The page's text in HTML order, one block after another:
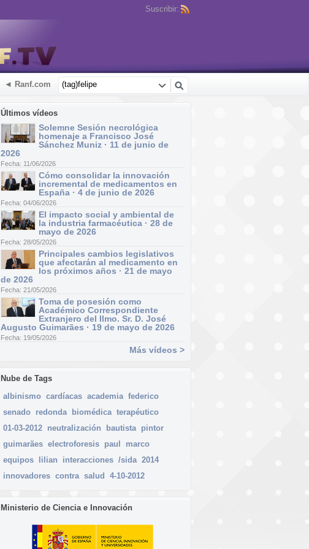
Suscribir:
◄ Ranf.com
Últimos vídeos
Solemne Sesión necrológica
homenaje a Francisco José
Sánchez Muniz · 11 de junio de
2026
Fecha: 11/06/2026
Cómo consolidar la innovación
incremental de medicamentos en
España · 4 de junio de 2026
Fecha: 04/06/2026
El impacto social y ambiental de
la industria farmacéutica · 28 de
mayo de 2026
Fecha: 28/05/2026
Principales cambios legislativos
que afectarán al medicamento en
los próximos años · 21 de mayo
de 2026
Fecha: 21/05/2026
Toma de posesión como
Académico Correspondiente
Extranjero del Ilmo. Sr. D. José
Augusto Guimarães · 19 de mayo de 2026
Fecha: 19/05/2026
Más vídeos >
Nube de Tags
albinismo cardíacas academia federico
senado redonda biomédica terapéutico
01-03-2012 neutralización bautista pintor
guimarães electroforesis paul
marco
equipos
lilian interacciones /sida 2014
innovadores contra salud 4-10-2012
Ministerio de Ciencia e Innovación